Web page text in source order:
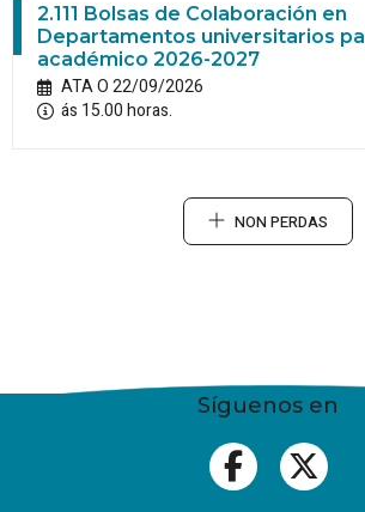
2.111 Bolsas de Colaboración en
Departamentos universitarios
académico 2026-2027
ATA O 22/09/2026
ás 15.00 horas.
NON PERDAS
Síguenos en